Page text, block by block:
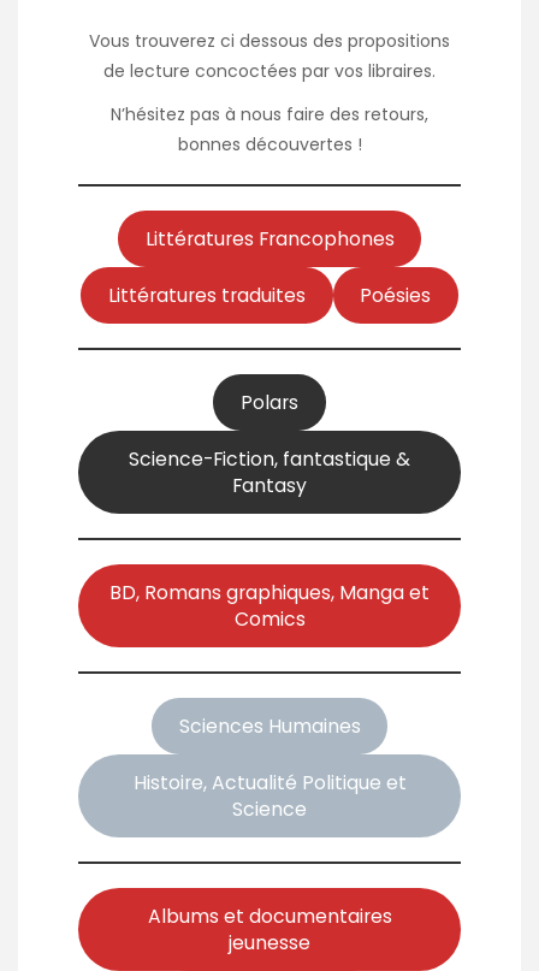
Vous trouverez ci dessous des propositions
de lecture concoctées par vos libraires.
N’hésitez pas à nous faire des retours,
bonnes découvertes !
Littératures Francophones
Littératures traduites Poésies
Polars
Science-Fiction, fantastique &
Fantasy
BD, Romans graphiques, Manga et
Comics
Sciences Humaines
Histoire, Actualité Politique et
Science
Albums et documentaires
jeunesse